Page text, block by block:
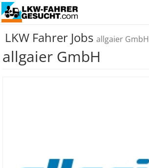
LKW Fahrer Jobs allgaier GmbH
allgaier GmbH